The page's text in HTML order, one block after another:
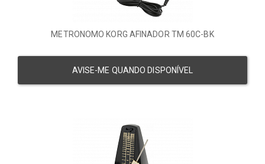
METRONOMO KORG AFINADOR TM 60C-BK
AVISE-ME QUANDO DISPONÍVEL